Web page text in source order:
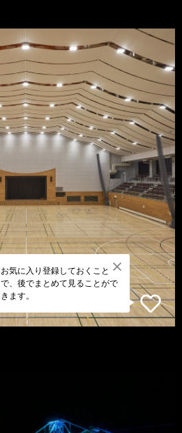
お気に入り登録しておくこと
で、後でまとめて見ることがで
きます。